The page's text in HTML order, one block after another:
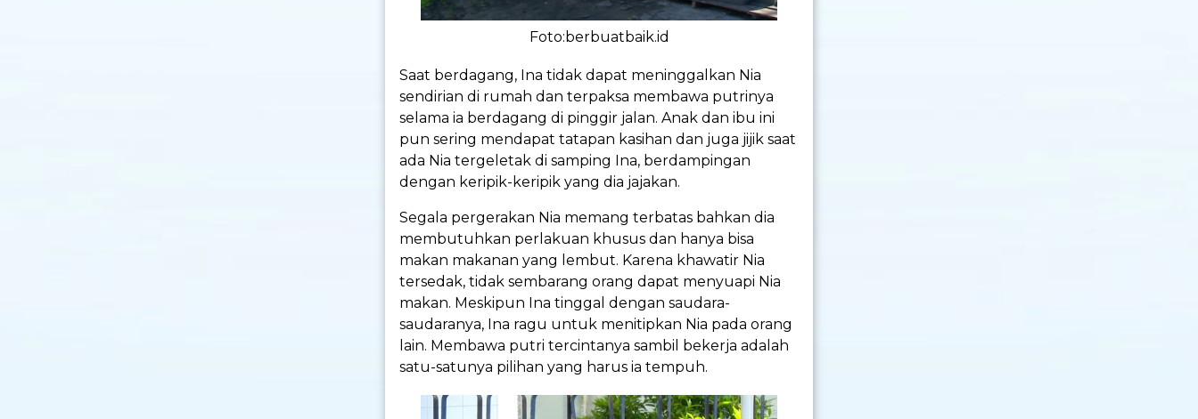
Foto:berbuatbaik.id
Saat berdagang, Ina tidak dapat meninggalkan Nia
sendirian di rumah dan terpaksa membawa putrinya
selama ia berdagang di pinggir jalan. Anak dan ibu ini
pun sering mendapat tatapan kasihan dan juga jijik saat
ada Nia tergeletak di samping Ina, berdampingan
dengan keripik-keripik yang dia jajakan.
Segala pergerakan Nia memang terbatas bahkan dia
membutuhkan perlakuan khusus dan hanya bisa
makan makanan yang lembut. Karena khawatir Nia
tersedak, tidak sembarang orang dapat menyuapi Nia
makan. Meskipun Ina tinggal dengan saudara-
saudaranya, Ina ragu untuk menitipkan Nia pada orang
lain. Membawa putri tercintanya sambil bekerja adalah
satu-satunya pilihan yang harus ia tempuh.